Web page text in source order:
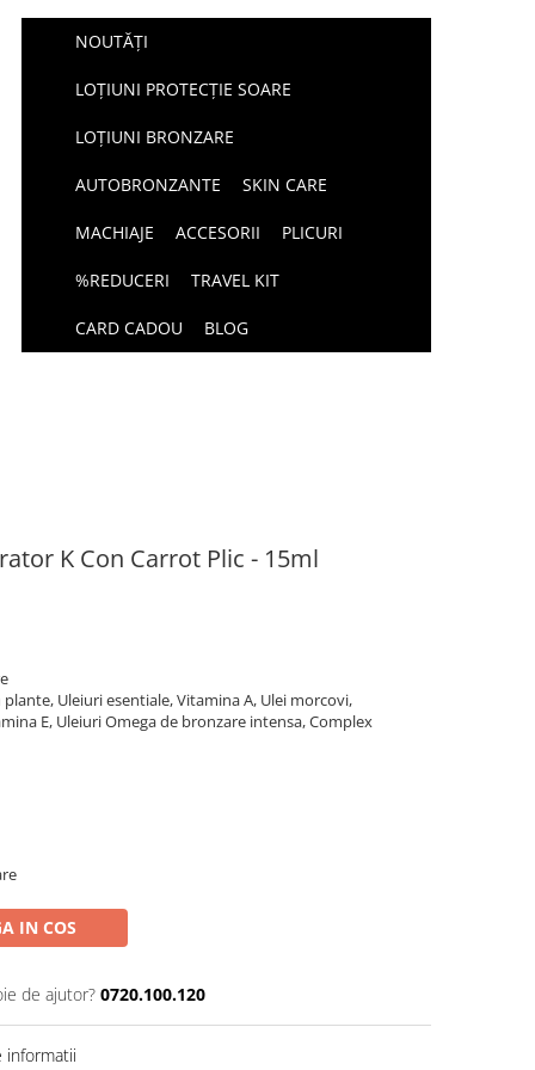
NOUTĂȚI
LOȚIUNI PROTECȚIE SOARE
LOȚIUNI BRONZARE
AUTOBRONZANTE SKIN CARE
MACHIAJE ACCESORII PLICURI
%REDUCERI TRAVEL KIT
CARD CADOU BLOG
K Con Carrot Plic - 15ml
Uleiuri esentiale, Vitamina A, Ulei morcovi,
E, Uleiuri Omega de bronzare intensa, Complex
IN COS
de ajutor? 0720.100.120
informatii